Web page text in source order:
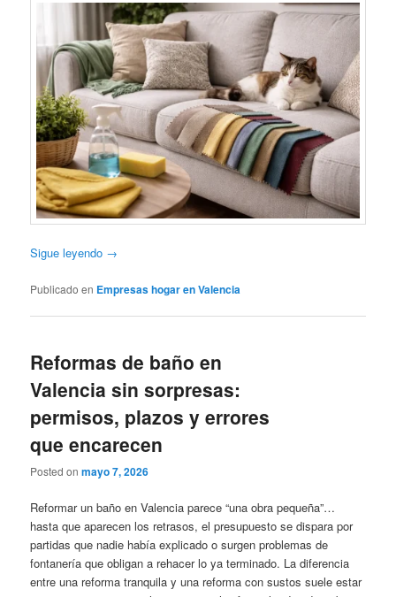
Sigue leyendo →
Publicado en Empresas hogar en Valencia
Reformas de baño en
Valencia sin sorpresas:
permisos, plazos y errores
que encarecen
Posted onmayo 7, 2026
Reformar un baño en Valencia parece “una obra pequeña”…
hasta que aparecen los retrasos, el presupuesto se dispara por
partidas que nadie había explicado o surgen problemas de
fontanería que obligan a rehacer lo ya terminado. La diferencia
entre una reforma tranquila y una reforma con sustos suele estar